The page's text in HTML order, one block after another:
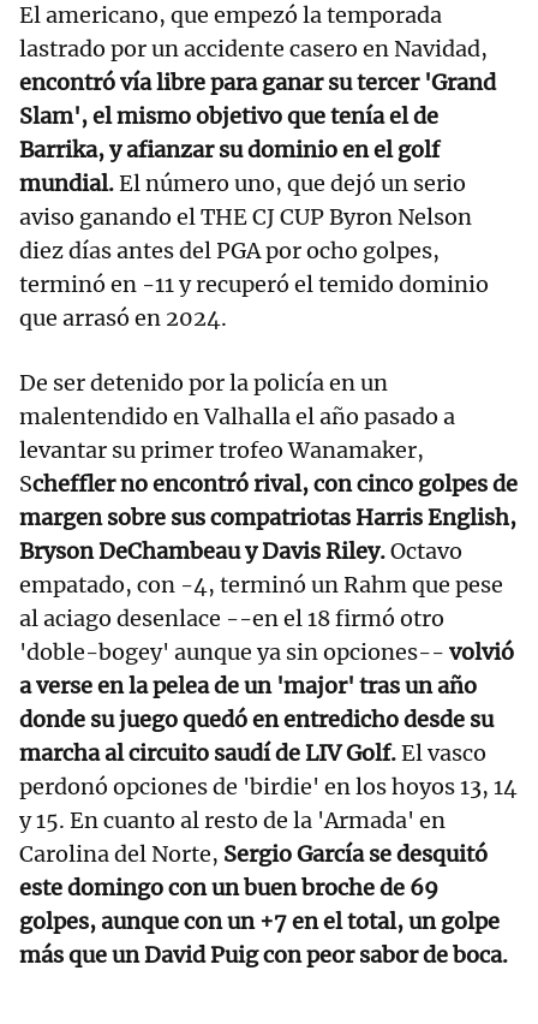
El americano, que empezó la temporada
lastrado por un accidente casero en Navidad,
encontró vía libre para ganar su tercer 'Grand
Slam', el mismo objetivo que tenía el de
Barrika, y afianzar su dominio en el golf
mundial.El número uno, que dejó un serio
aviso ganando el THE CJ CUP Byron Nelson
diez días antes del PGA por ocho golpes,
terminó en -11 y recuperó el temido dominio
que arrasó en 2024.
De ser detenido por la policía en un
malentendido en Valhalla el año pasado a
levantar su primer trofeo Wanamaker,
Scheffler no encontró rival, con cinco golpes de
margen sobre sus compatriotas Harris English,
Bryson DeChambeau y Davis Riley.Octavo
empatado, con -4, terminó un Rahm que pese
al aciago desenlace --en el 18 firmó otro
'doble-bogey' aunque ya sin opciones-- volvió
a verse en la pelea de un 'major' tras un año
donde su juego quedó en entredicho desde su
marcha al circuito saudí de LIV Golf.El vasco
perdonó opciones de 'birdie' en los hoyos 13, 14
y 15. En cuanto al resto de la 'Armada' en
Carolina del Norte, Sergio García se desquitó
este domingo con un buen broche de 69
golpes, aunque con un +7 en el total, un golpe
más que un David Puig con peor sabor de boca.